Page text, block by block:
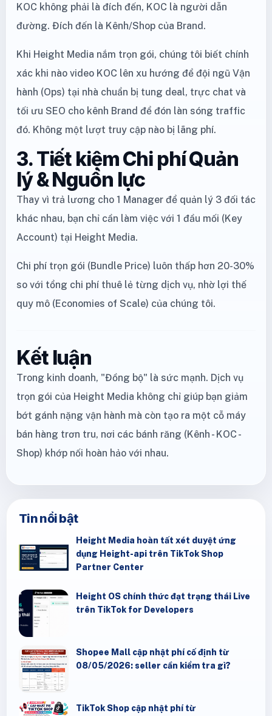
KOC không phải là đích đến, KOC là người dẫn
đường. Đích đến là Kênh/Shop của Brand.
Khi Height Media nắm trọn gói, chúng tôi biết chính
xác khi nào video KOC lên xu hướng để đội ngũ Vận
hành (Ops) tại nhà chuẩn bị tung deal, trực chat và
tối ưu SEO cho kênh Brand để đón làn sóng traffic
đó. Không một lượt truy cập nào bị lãng phí.
3. Tiết kiệm Chi phí Quản
lý & Nguồn lực
Thay vì trả lương cho 1 Manager để quản lý 3 đối tác
khác nhau, bạn chỉ cần làm việc với 1 đầu mối (Key
Account) tại Height Media.
Chi phí trọn gói (Bundle Price) luôn thấp hơn 20-30%
so với tổng chi phí thuê lẻ từng dịch vụ, nhờ lợi thế
quy mô (Economies of Scale) của chúng tôi.
Kết luận
Trong kinh doanh, "Đồng bộ" là sức mạnh. Dịch vụ
trọn gói của Height Media không chỉ giúp bạn giảm
bớt gánh nặng vận hành mà còn tạo ra một cỗ máy
bán hàng trơn tru, nơi các bánh răng (Kênh - KOC -
Shop) khớp nối hoàn hảo với nhau.
Tin nổi bật
Height Media hoàn tất xét duyệt ứng
dụng Height-api trên TikTok Shop
Partner Center
Height OS chính thức đạt trạng thái Live
trên TikTok for Developers
Shopee Mall cập nhật phí cố định từ
08/05/2026: seller cần kiểm tra gì?
TikTok Shop cập nhật phí từ